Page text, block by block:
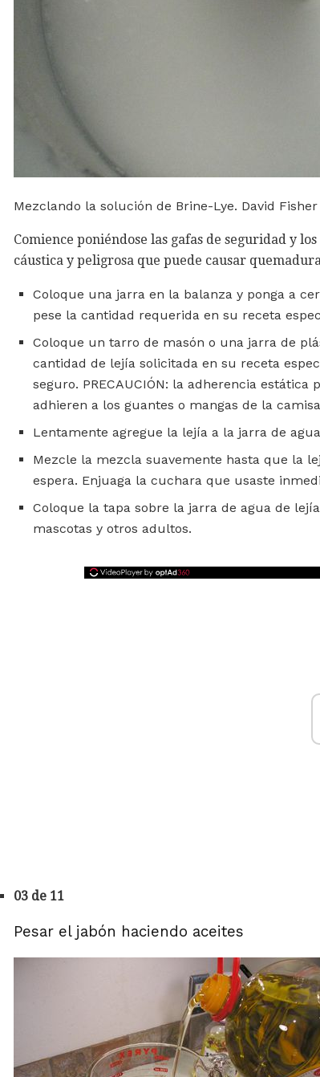
Mezclando la solución de Brine-Lye. David Fisher
Comience poniéndose las gafas de seguridad y
cáustica y peligrosa que puede causar
Coloque una jarra en la balanza y ponga a
pese la cantidad requerida en su receta
Coloque un tarro de masón o una jarra de
cantidad de lejía solicitada en su receta
seguro. PRECAUCIÓN: la adherencia
adhieren a los guantes o mangas de la
Lentamente agregue la lejía a la jarra de
Mezcle la mezcla suavemente hasta que la
espera. Enjuaga la cuchara que usaste
Coloque la tapa sobre la jarra de agua de
mascotas y otros adultos.
03 de 11
Pesar el jabón haciendo aceites